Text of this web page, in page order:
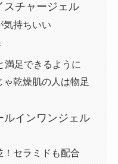
スチャージェル
気持ちいい
満足できるように
乾燥肌の人は物足
ルインワンジェル
！セラミドも配合